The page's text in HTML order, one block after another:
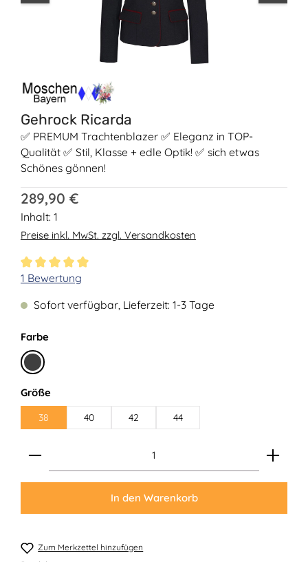
Gehrock Ricarda
✅ PREMUM Trachtenblazer ✅ Eleganz in TOP-
Qualität ✅ Stil, Klasse + edle Optik! ✅ sich etwas
Schönes gönnen!
Regulärer Preis:
289,90 €
Inhalt: 1
Preise inkl. MwSt. zzgl. Versandkosten
Durchschnittliche Bewertung von 5 von 5 Sternen
1 Bewertung
Sofort verfügbar, Lieferzeit: 1-3 Tage
Farbeauswählen
Anthrazit
Größeauswählen
38 40 42 44
Produkt Anzahl: Gib den gewünschten Wert ein
In den Warenkorb
Zum Merkzettel hinzufügen